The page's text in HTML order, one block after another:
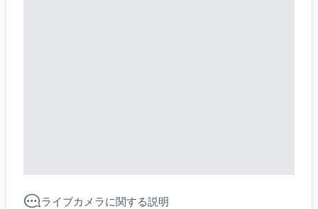
ライブカメラに関する説明